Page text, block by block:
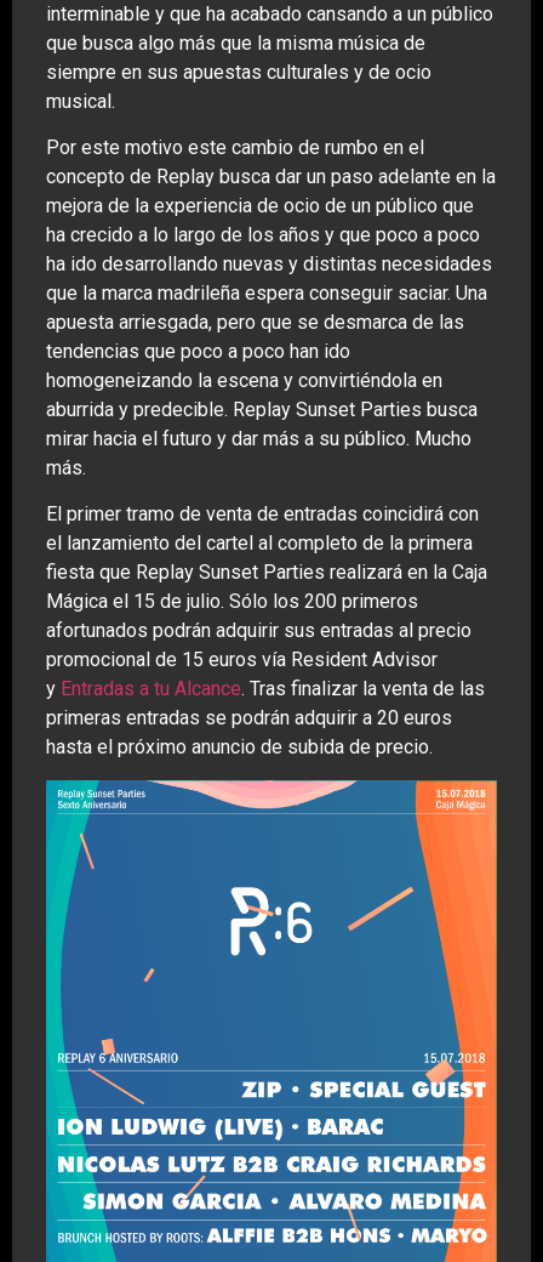
interminable y que ha acabado cansando a un público
que busca algo más que la misma música de
siempre en sus apuestas culturales y de ocio
musical.
Por este motivo este cambio de rumbo en el
concepto de Replay busca dar un paso adelante en la
mejora de la experiencia de ocio de un público que
ha crecido a lo largo de los años y que poco a poco
ha ido desarrollando nuevas y distintas necesidades
que la marca madrileña espera conseguir saciar. Una
apuesta arriesgada, pero que se desmarca de las
tendencias que poco a poco han ido
homogeneizando la escena y convirtiéndola en
aburrida y predecible. Replay Sunset Parties busca
mirar hacia el futuro y dar más a su público. Mucho
más.
El primer tramo de venta de entradas coincidirá con
el lanzamiento del cartel al completo de la primera
fiesta que Replay Sunset Parties realizará en la Caja
Mágica el 15 de julio. Sólo los 200 primeros
afortunados podrán adquirir sus entradas al precio
promocional de 15 euros vía Resident Advisor
y Entradas a tu Alcance. Tras finalizar la venta de las
primeras entradas se podrán adquirir a 20 euros
hasta el próximo anuncio de subida de precio.